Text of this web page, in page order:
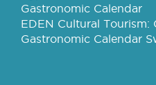
Gastronomic Calendar
EDEN Cultural Tourism:
Gastronomic Calendar